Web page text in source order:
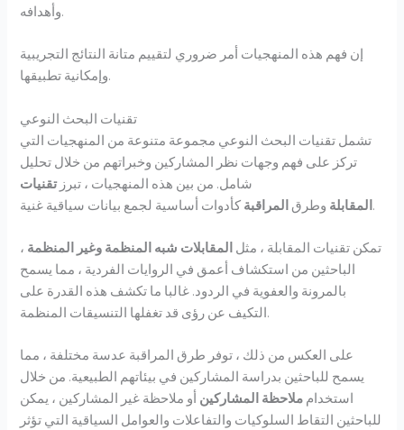
وأهدافه.
إن فهم هذه المنهجيات أمر ضروري لتقييم متانة النتائج التجريبية
وإمكانية تطبيقها.
تقنيات البحث النوعي
تشمل تقنيات البحث النوعي مجموعة متنوعة من المنهجيات التي
تركز على فهم وجهات نظر المشاركين وخبراتهم من خلال تحليل
شامل. من بين هذه المنهجيات ، تبرزتقنيات
المقابلة وطرق المراقبة كأدوات أساسية لجمع بيانات سياقية غنية.
تمكن تقنيات المقابلة ، مثل المقابلات شبه المنظمة وغير المنظمة ،
الباحثين من استكشاف أعمق في الروايات الفردية ، مما يسمح
بالمرونة والعفوية في الردود. غالبا ما تكشف هذه القدرة على
التكيف عن رؤى قد تغفلها التنسيقات المنظمة.
على العكس من ذلك ، توفر طرق المراقبة عدسة مختلفة ، مما
يسمح للباحثين بدراسة المشاركين في بيئاتهم الطبيعية. من خلال
استخدام ملاحظة المشاركين أو ملاحظة غير المشاركين ، يمكن
للباحثين التقاط السلوكيات والتفاعلات والعوامل السياقية التي تؤثر